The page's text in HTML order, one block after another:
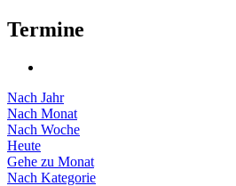
Termine
Nach Jahr
Nach Monat
Nach Woche
Heute
Gehe zu Monat
Nach Kategorie